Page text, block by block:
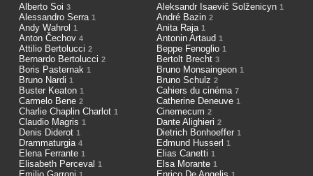
Alberto Soi 3 Aleksandr Isaevič Solženicyn 1
Alessandro Serra 1 André Bazin 2
Andy Wahrol 1 Anita Raja 1
Anton Čechov 4 Antonin Artaud 1
Attilio Bertolucci 2 Beppe Fenoglio 1
Bernardo Bertolucci 2 Bertolt Brecht 3
Boris Pasternak 1 Bruno Monsaingeon 1
Bruno Nardi 1 Bruno Schulz 2
Buster Keaton 1 Cahiers du cinéma 7
Carmelo Bene 2 Catherine Deneuve 1
Charlie Chaplin Charlot 1 Cinemecum 2
Claudio Magris 1 Dante Alighieri 2
Denis Diderot 1 Dietrich Bonhoeffer 1
Drammaturgia 4 Edmund Husserl 1
Elena Ferrante 1 Elias Canetti 1
Elisabeth Perceval 1 Elsa Morante 1